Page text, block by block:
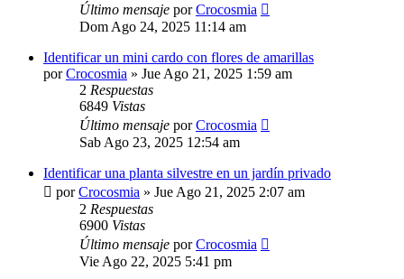
Último mensaje porCrocosmia
Dom Ago 24, 2025 11:14 am
Identificar un mini cardo con flores de amarillas
porCrocosmia » Jue Ago 21, 2025 1:59 am
2 Respuestas
6849 Vistas
Último mensaje porCrocosmia
Sab Ago 23, 2025 12:54 am
Identificar una planta silvestre en un jardín privado
porCrocosmia » Jue Ago 21, 2025 2:07 am
2 Respuestas
6900 Vistas
Último mensaje porCrocosmia
Vie Ago 22, 2025 5:41 pm